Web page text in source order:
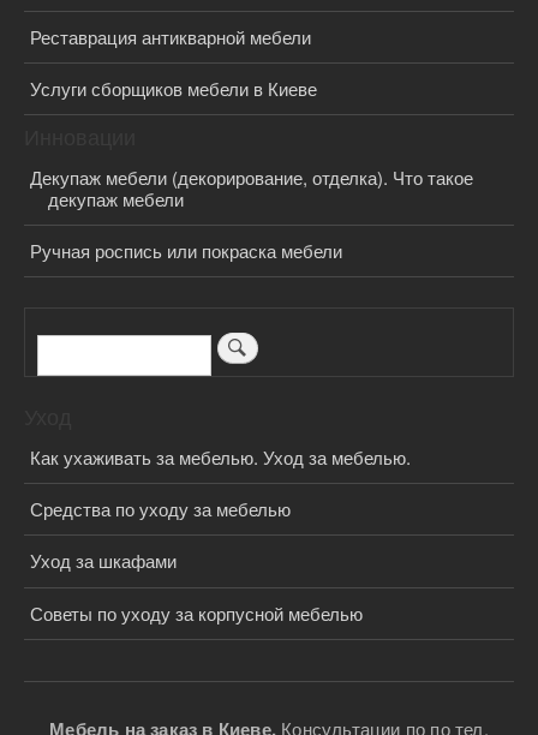
Реставрация антикварной мебели
Услуги сборщиков мебели в Киеве
Декупаж мебели (декорирование, отделка). Что такое
декупаж мебели
Ручная роспись или покраска мебели
Поиск
Как ухаживать за мебелью. Уход за мебелью.
Средства по уходу за мебелью
Уход за шкафами
Советы по уходу за корпусной мебелью
Мебель на заказ в Киеве. Консультации по по тел.